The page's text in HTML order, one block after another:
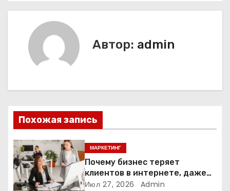
а
а
ц
и
я
п
Автор: admin
Похожая запись
МАРКЕТИНГ
Почему бизнес теряет
клиентов в интернете, даже
если у него есть сайт
Июл 27, 2026 Admin